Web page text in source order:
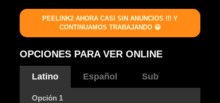
PEELINK2 AHORA CASI SIN ANUNCIOS !!! Y
CONTINUAMOS TRABAJANDO 😀
OPCIONES PARA VER ONLINE
Latino Español Sub
Opción 1